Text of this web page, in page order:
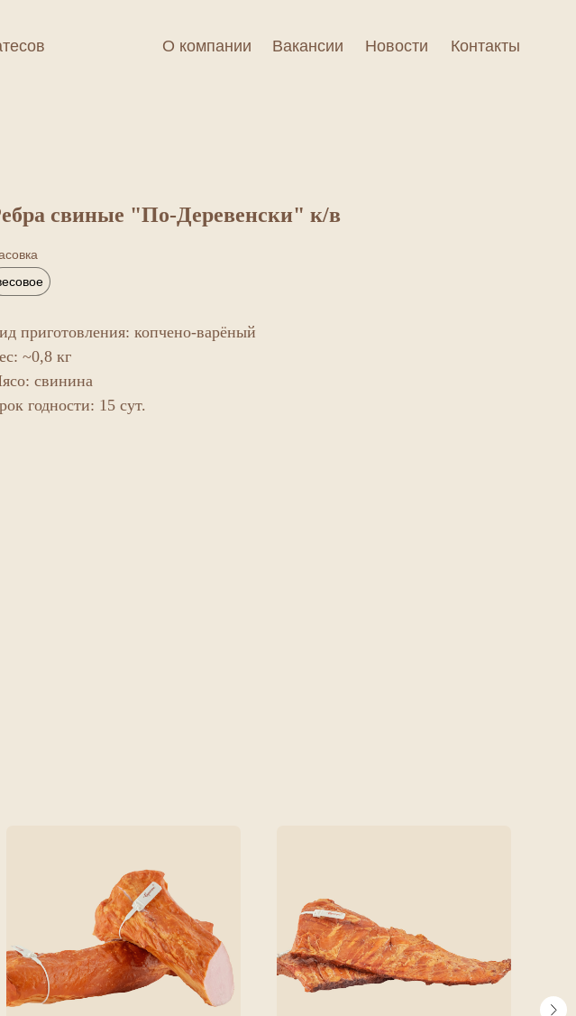
О компании Вакансии Новости Контакты
свиные "По-Деревенски" к/в
приготовления: копчено-варёный
~0,8 кг
свинина
годности: 15 сут.